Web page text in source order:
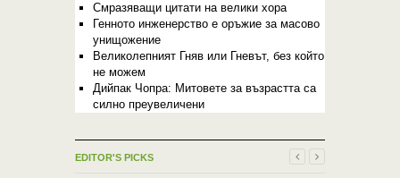
Смразяващи цитати на велики хора
Генното инженерство е оръжие за масово
унищожение
Великолепният Гняв или Гневът, без който
не можем
Дийпак Чопра: Митовете за възрастта са
силно преувеличени
EDITOR'S PICKS